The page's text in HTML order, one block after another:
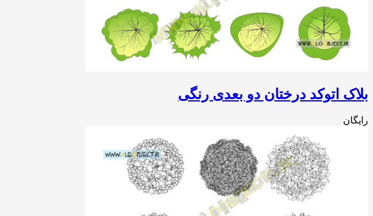
بلاک اتوکد درختان دو بعدی رنگی
رایگان